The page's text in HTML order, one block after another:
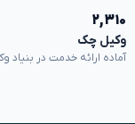
۲,۳۱۰
وکیل چک
آماده ارائه خدمت در بنیاد